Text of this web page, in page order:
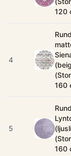
120
4
160
5
160